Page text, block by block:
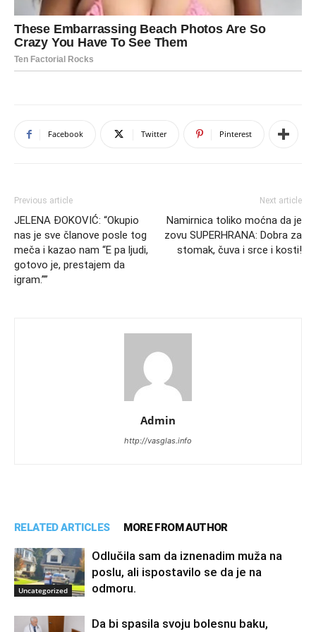
Facebook Twitter Pinterest
Previous article
JELENA ĐOKOVIĆ: “Okupio
nas je sve članove posle tog
meča i kazao nam “E pa ljudi,
gotovo je, prestajem da
igram.””
Next article
Namirnica toliko moćna da je
zovu SUPERHRANA: Dobra za
stomak, čuva i srce i kosti!
Admin
http://vasglas.info
RELATED ARTICLES MORE FROM AUTHOR
Uncategorized
Odlučila sam da iznenadim muža na
poslu, ali ispostavilo se da je na
odmoru.
Da bi spasila svoju bolesnu baku,